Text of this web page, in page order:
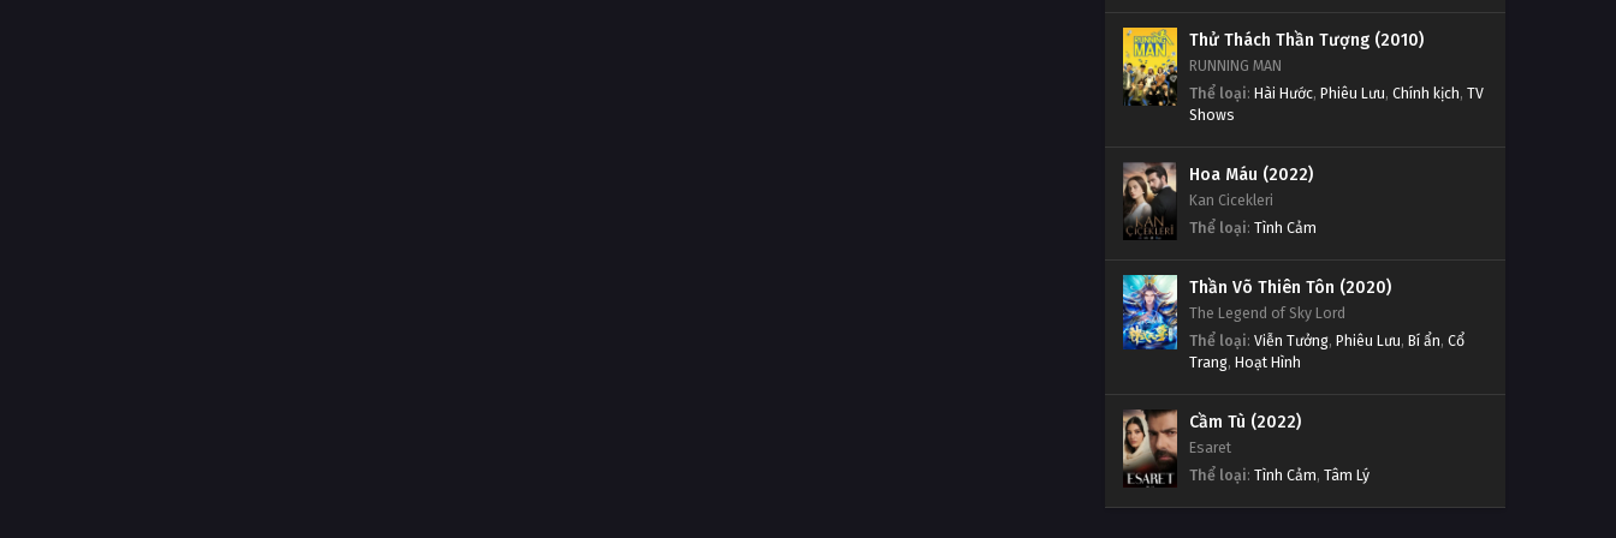
Thử Thách Thần Tượng (2010)
RUNNING MAN
Thể loại: Hài Hước, Phiêu Lưu, Chính kịch, TV
Shows
Hoa Máu (2022)
Kan Cicekleri
Thể loại: Tình Cảm
Thần Võ Thiên Tôn (2020)
The Legend of Sky Lord
Thể loại: Viễn Tưởng, Phiêu Lưu, Bí ẩn, Cổ
Trang, Hoạt Hình
Cầm Tù (2022)
Esaret
Thể loại: Tình Cảm, Tâm Lý